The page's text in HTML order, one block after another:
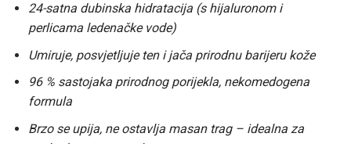
24-satna dubinska hidratacija (s hijaluronom i
perlicama ledenačke vode)
Umiruje, posvjetljuje ten i jača prirodnu barijeru kože
96 % sastojaka prirodnog porijekla, nekomedogena
formula
Brzo se upija, ne ostavlja masan trag – idealna za